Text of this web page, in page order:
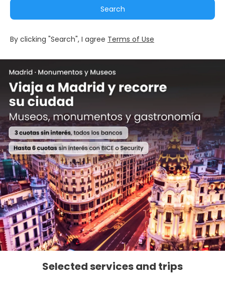
Search
By clicking "Search", I agree Terms of Use
Selected services and trips